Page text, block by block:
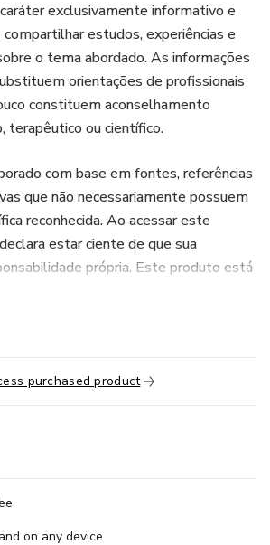
exclusivamente informativo e
estudos, experiências e
o tema abordado. As informações
orientações de profissionais
constituem aconselhamento
terapêutico ou científico.
com base em fontes, referências
que não necessariamente possuem
reconhecida. Ao acessar este
estar ciente de que sua
própria. Este produto está
se apenas a fins educacionais e de
purchased product
on any device